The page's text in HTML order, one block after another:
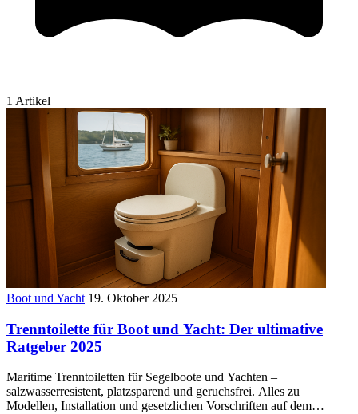
1 Artikel
Boot und Yacht 19. Oktober 2025
Trenntoilette für Boot und Yacht: Der ultimative
Ratgeber 2025
Maritime Trenntoiletten für Segelboote und Yachten –
salzwasserresistent, platzsparend und geruchsfrei. Alles zu
Modellen, Installation und gesetzlichen Vorschriften auf dem